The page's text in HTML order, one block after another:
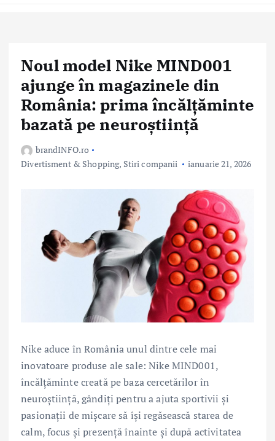
Noul model Nike MIND001
ajunge în magazinele din
România: prima încălțăminte
bazată pe neuroștiință
brandINFO.ro
Divertisment & Shopping, Stiri companii ianuarie 21, 2026
Nike aduce în România unul dintre cele mai
inovatoare produse ale sale: Nike MIND001,
încălțăminte creată pe baza cercetărilor în
neuroștiință, gândiți pentru a ajuta sportivii și
pasionații de mișcare să își regăsească starea de
calm, focus și prezență înainte și după activitatea